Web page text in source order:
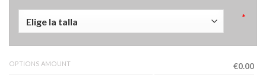
*
OPTIONS AMOUNT
€0.00